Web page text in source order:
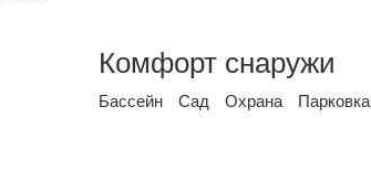
Комфорт снаружи
Бассейн Сад Охрана Парковка